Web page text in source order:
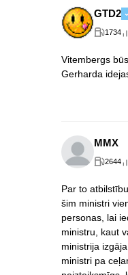
GTD2
1734
Vitembergs
Gerharda
MMX
2644
Par to
šim ministri
personas, lai
ministru, kaut
ministrija
ministri pa